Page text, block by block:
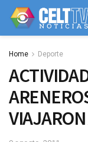
Home Deporte